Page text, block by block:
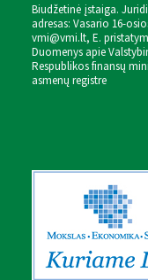
Biudžetinė įstaiga.
adresas: Vasario 16-
vmi@vmi.lt, E.
Duomenys apie
Respublikos finansų
asmenų registre